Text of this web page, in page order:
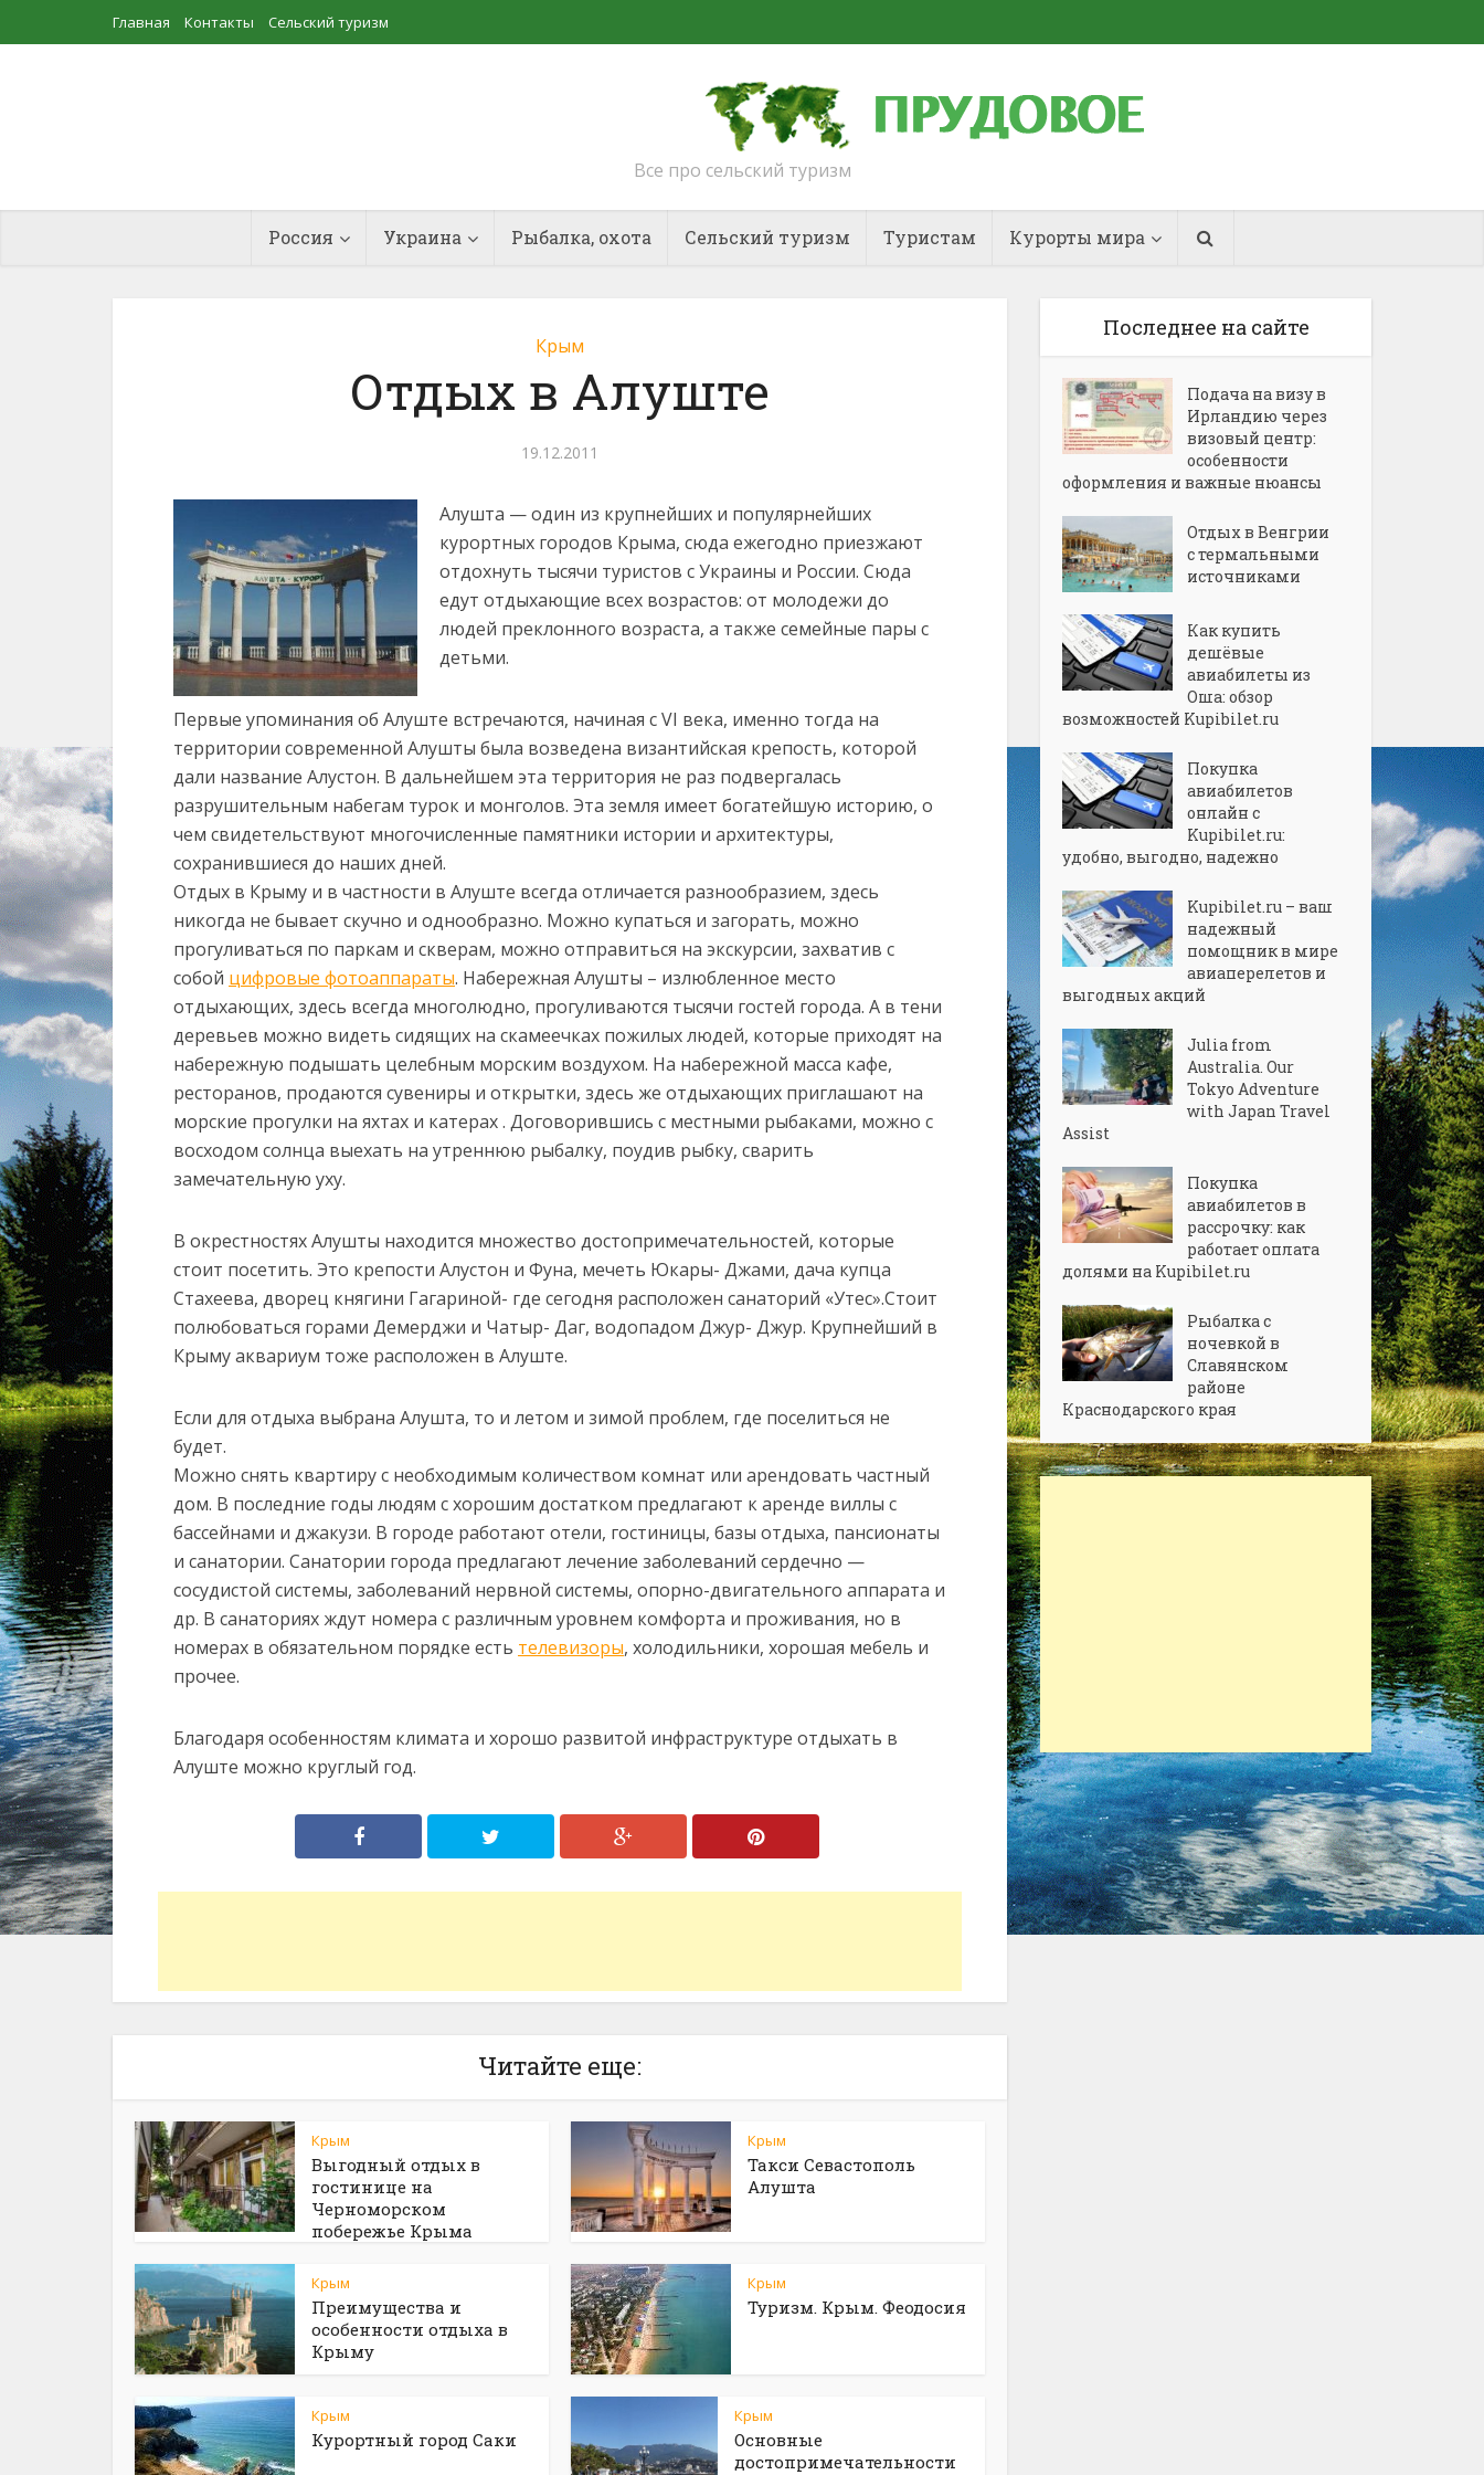
Главная Контакты Сельский туризм
Все про сельский туризм
Россия Украина Рыбалка, охота Сельский туризм Туристам Курорты мира
Крым
Отдых в Алуште
19.12.2011
Алушта — один из крупнейших и популярнейших
курортных городов Крыма, сюда ежегодно приезжают
отдохнуть тысячи туристов с Украины и России. Сюда
едут отдыхающие всех возрастов: от молодежи до
людей преклонного возраста, а также семейные пары с
детьми.
Первые упоминания об Алуште встречаются, начиная с VI века, именно тогда на
территории современной Алушты была возведена византийская крепость, которой
дали название Алустон. В дальнейшем эта территория не раз подвергалась
разрушительным набегам турок и монголов. Эта земля имеет богатейшую историю, о
чем свидетельствуют многочисленные памятники истории и архитектуры,
сохранившиеся до наших дней.
Отдых в Крыму и в частности в Алуште всегда отличается разнообразием, здесь
никогда не бывает скучно и однообразно. Можно купаться и загорать, можно
прогуливаться по паркам и скверам, можно отправиться на экскурсии, захватив с
собой цифровые фотоаппараты. Набережная Алушты – излюбленное место
отдыхающих, здесь всегда многолюдно, прогуливаются тысячи гостей города. А в тени
деревьев можно видеть сидящих на скамеечках пожилых людей, которые приходят на
набережную подышать целебным морским воздухом. На набережной масса кафе,
ресторанов, продаются сувениры и открытки, здесь же отдыхающих приглашают на
морские прогулки на яхтах и катерах . Договорившись с местными рыбаками, можно с
восходом солнца выехать на утреннюю рыбалку, поудив рыбку, сварить
замечательную уху.
В окрестностях Алушты находится множество достопримечательностей, которые
стоит посетить. Это крепости Алустон и Фуна, мечеть Юкары- Джами, дача купца
Стахеева, дворец княгини Гагариной- где сегодня расположен санаторий «Утес».Стоит
полюбоваться горами Демерджи и Чатыр- Даг, водопадом Джур- Джур. Крупнейший в
Крыму аквариум тоже расположен в Алуште.
Если для отдыха выбрана Алушта, то и летом и зимой проблем, где поселиться не
будет.
Можно снять квартиру с необходимым количеством комнат или арендовать частный
дом. В последние годы людям с хорошим достатком предлагают к аренде виллы с
бассейнами и джакузи. В городе работают отели, гостиницы, базы отдыха, пансионаты
и санатории. Санатории города предлагают лечение заболеваний сердечно —
сосудистой системы, заболеваний нервной системы, опорно-двигательного аппарата и
др. В санаториях ждут номера с различным уровнем комфорта и проживания, но в
номерах в обязательном порядке есть телевизоры, холодильники, хорошая мебель и
прочее.
Благодаря особенностям климата и хорошо развитой инфраструктуре отдыхать в
Алуште можно круглый год.
Читайте еще:
Крым
Выгодный отдых в
гостинице на
Черноморском
побережье Крыма
Крым
Такси Севастополь
Алушта
Крым
Преимущества и
особенности отдыха в
Крыму
Крым
Туризм. Крым. Феодосия
Крым
Курортный город Саки
Крым
Основные
достопримечательности
Последнее на сайте
Подача на визу в
Ирландию через
визовый центр:
особенности
оформления и важные нюансы
Отдых в Венгрии
с термальными
источниками
Как купить
дешёвые
авиабилеты из
Оша: обзор
возможностей Kupibilet.ru
Покупка
авиабилетов
онлайн с
Kupibilet.ru:
удобно, выгодно, надежно
Kupibilet.ru – ваш
надежный
помощник в мире
авиаперелетов и
выгодных акций
Julia from
Australia. Our
Tokyo Adventure
with Japan Travel
Assist
Покупка
авиабилетов в
рассрочку: как
работает оплата
долями на Kupibilet.ru
Рыбалка с
ночевкой в
Славянском
районе
Краснодарского края